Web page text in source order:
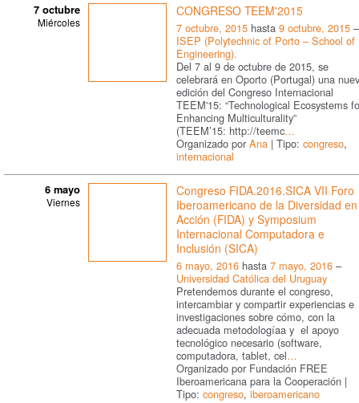
7 octubre
Miércoles
CONGRESO TEEM'2015
7 octubre, 2015 hasta 9 octubre, 2015 –
ISEP (Polytechnic of Porto – School of
Engineering).
Del 7 al 9 de octubre de 2015, se
celebrará en Oporto (Portugal) una
edición del Congreso Internacional
TEEM'15: “Technological Ecosystems
Enhancing Multiculturality”
(TEEM’15: http://teemc…
Organizado por Ana | Tipo: congreso,
internacional
6 mayo
Viernes
Congreso FIDA.2016.SICA VII Foro
Iberoamericano de la Diversidad en
Acción (FIDA) y Symposium
Internacional Computadora e
Inclusión (SICA)
6 mayo, 2016 hasta 7 mayo, 2016 –
Universidad Católica del Uruguay
Pretendemos durante el congreso,
intercambiar y compartir experiencias e
investigaciones sobre cómo, con la
adecuada metodologíaa y el apoyo
tecnológico necesario (software,
computadora, tablet, cel…
Organizado por Fundación FREE
Iberoamericana para la Cooperación |
Tipo: congreso, iberoamericano